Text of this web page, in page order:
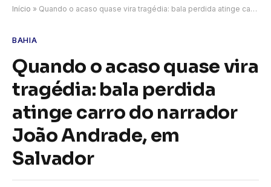
Início » Quando o acaso quase vira tragédia: bala perdida atinge carro do narrador João Andrade, em Salvador
BAHIA
Quando o acaso quase vira
tragédia: bala perdida
atinge carro do narrador
João Andrade, em
Salvador